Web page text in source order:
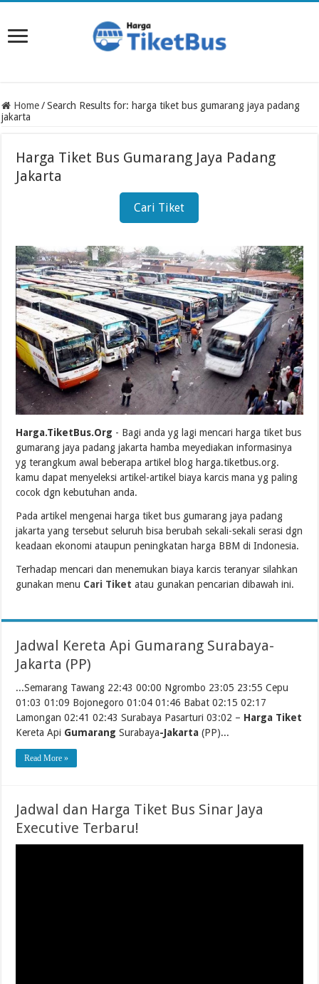
Home / Search Results for: harga tiket bus gumarang jaya padang
jakarta
Harga Tiket Bus Gumarang Jaya Padang
Jakarta
Cari Tiket
Harga.TiketBus.Org - Bagi anda yg lagi mencari harga tiket bus
gumarang jaya padang jakarta hamba meyediakan informasinya
yg terangkum awal beberapa artikel blog harga.tiketbus.org.
kamu dapat menyeleksi artikel-artikel biaya karcis mana yg paling
cocok dgn kebutuhan anda.
Pada artikel mengenai harga tiket bus gumarang jaya padang
jakarta yang tersebut seluruh bisa berubah sekali-sekali serasi dgn
keadaan ekonomi ataupun peningkatan harga BBM di Indonesia.
Terhadap mencari dan menemukan biaya karcis teranyar silahkan
gunakan menu Cari Tiket atau gunakan pencarian dibawah ini.
Jadwal Kereta Api Gumarang Surabaya-
Jakarta (PP)
...Semarang Tawang 22:43 00:00 Ngrombo 23:05 23:55 Cepu
01:03 01:09 Bojonegoro 01:04 01:46 Babat 02:15 02:17
Lamongan 02:41 02:43 Surabaya Pasarturi 03:02 – Harga Tiket
Kereta Api Gumarang Surabaya-Jakarta (PP)...
Read More »
Jadwal dan Harga Tiket Bus Sinar Jaya
Executive Terbaru!